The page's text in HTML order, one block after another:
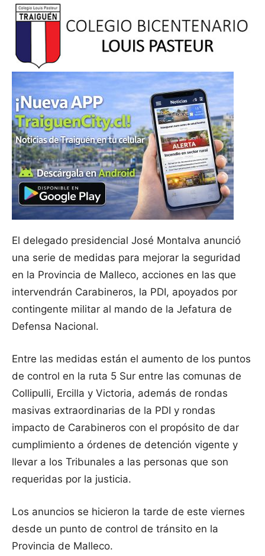
El delegado presidencial José Montalva anunció
una serie de medidas para mejorar la seguridad
en la Provincia de Malleco, acciones en las que
intervendrán Carabineros, la PDI, apoyados por
contingente militar al mando de la Jefatura de
Defensa Nacional.
Entre las medidas están el aumento de los puntos
de control en la ruta 5 Sur entre las comunas de
Collipulli, Ercilla y Victoria, además de rondas
masivas extraordinarias de la PDI y rondas
impacto de Carabineros con el propósito de dar
cumplimiento a órdenes de detención vigente y
llevar a los Tribunales a las personas que son
requeridas por la justicia.
Los anuncios se hicieron la tarde de este viernes
desde un punto de control de tránsito en la
Provincia de Malleco.